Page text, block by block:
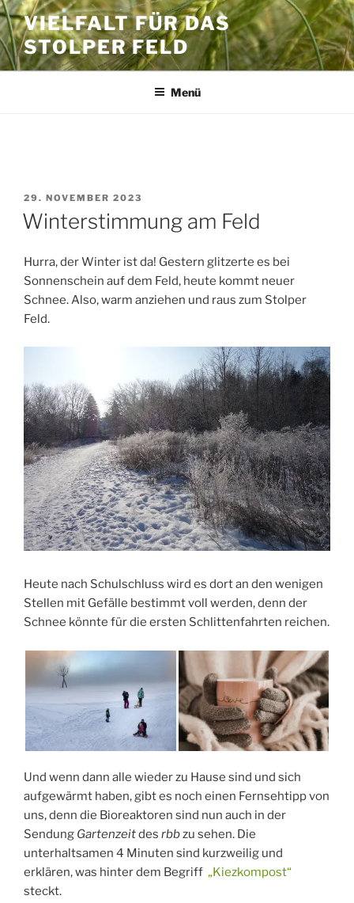
Zum
Inhalt
springen
VIELFALT FÜR DAS
STOLPER FELD
Menü
VERÖFFENTLICHT
AM
29. NOVEMBER 2023
Winterstimmung am Feld
Hurra, der Winter ist da! Gestern glitzerte es bei
Sonnenschein auf dem Feld, heute kommt neuer
Schnee. Also, warm anziehen und raus zum Stolper
Feld.
Heute nach Schulschluss wird es dort an den wenigen
Stellen mit Gefälle bestimmt voll werden, denn der
Schnee könnte für die ersten Schlittenfahrten reichen.
Und wenn dann alle wieder zu Hause sind und sich
aufgewärmt haben, gibt es noch einen Fernsehtipp von
uns, denn die Bioreaktoren sind nun auch in der
Sendung Gartenzeitdes rbbzu sehen. Die
unterhaltsamen 4 Minuten sind kurzweilig und
erklären, was hinter dem Begriff „Kiezkompost“
steckt.